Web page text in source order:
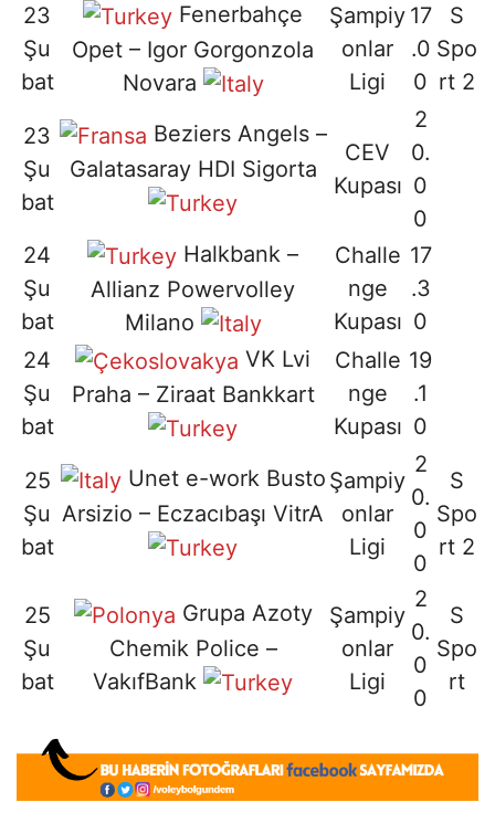
23
Şu
bat
Fenerbahçe
Opet – Igor Gorgonzola
Novara
Şampiy
onlar
Ligi
17
.0
0
S
Spo
rt 2
23
Şu
bat
Beziers Angels –
Galatasaray HDI Sigorta
CEV
Kupası
2
0.
0
0
24
Şu
bat
Halkbank –
Allianz Powervolley
Milano
Challe
nge
Kupası
17
.3
0
24
Şu
bat
VK Lvi
Praha – Ziraat Bankkart
Challe
nge
Kupası
19
.1
0
25
Şu
bat
Unet e-work Busto
Arsizio – Eczacıbaşı VitrA
Şampiy
onlar
Ligi
2
0.
0
0
S
Spo
rt 2
25
Şu
bat
Grupa Azoty
Chemik Police –
VakıfBank
Şampiy
onlar
Ligi
2
0.
0
0
S
Spo
rt